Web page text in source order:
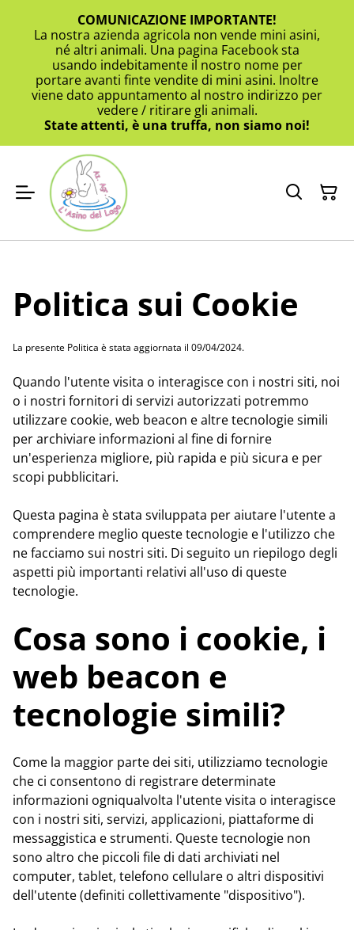
COMUNICAZIONE IMPORTANTE!
La nostra azienda agricola non vende mini asini,
né altri animali. Una pagina Facebook sta
usando indebitamente il nostro nome per
portare avanti finte vendite di mini asini. Inoltre
viene dato appuntamento al nostro indirizzo per
vedere / ritirare gli animali.
State attenti, è una truffa, non siamo noi!
Politica sui Cookie
La presente Politica è stata aggiornata il 09/04/2024.
Quando l'utente visita o interagisce con i nostri siti, noi
o i nostri fornitori di servizi autorizzati potremmo
utilizzare cookie, web beacon e altre tecnologie simili
per archiviare informazioni al fine di fornire
un'esperienza migliore, più rapida e più sicura e per
scopi pubblicitari.
Questa pagina è stata sviluppata per aiutare l'utente a
comprendere meglio queste tecnologie e l'utilizzo che
ne facciamo sui nostri siti. Di seguito un riepilogo degli
aspetti più importanti relativi all'uso di queste
tecnologie.
Cosa sono i cookie, i
web beacon e
tecnologie simili?
Come la maggior parte dei siti, utilizziamo tecnologie
che ci consentono di registrare determinate
informazioni ogniqualvolta l'utente visita o interagisce
con i nostri siti, servizi, applicazioni, piattaforme di
messaggistica e strumenti. Queste tecnologie non
sono altro che piccoli file di dati archiviati nel
computer, tablet, telefono cellulare o altri dispositivi
dell'utente (definiti collettivamente "dispositivo").